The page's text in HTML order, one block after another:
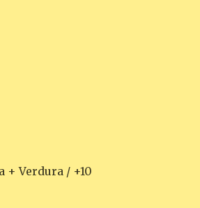
+ Verdura / +10